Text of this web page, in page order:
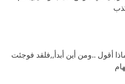
أقول ..ومن أين أبدأ,,فلقد فوجئت